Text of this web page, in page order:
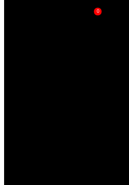
0